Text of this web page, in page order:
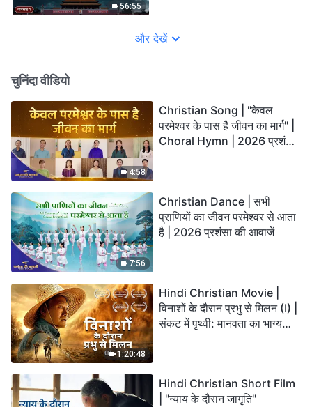
56:55
और देखें
चुनिंदा वीडियो
4:58
Christian Song | "केवल
परमेश्वर के पास है जीवन का मार्ग" |
Choral Hymn | 2026 प्रशंसा
7:56
Christian Dance | सभी
प्राणियों का जीवन परमेश्वर से आता
है | 2026 प्रशंसा की आवाजें
1:20:48
Hindi Christian Movie |
विनाशों के दौरान प्रभु से मिलन (I) |
संकट में पृथ्वी: मानवता का भाग्य
Hindi Christian Short Film
| "न्याय के दौरान जागृति"